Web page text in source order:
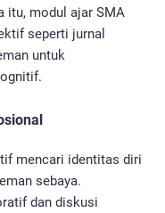
itu, modul ajar SMA
seperti jurnal
untuk
mencari identitas diri
sebaya.
dan diskusi